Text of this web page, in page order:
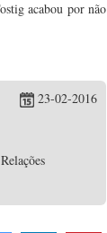
acabou por não
23-02-2016